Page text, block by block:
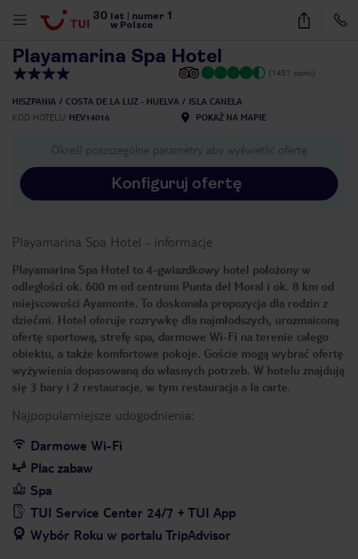
30 lat numer 1
w Polsce
16
Playamarina Spa Hotel
(1457 opinii)
HISZPANIA COSTA DE LA LUZ - HUELVA
ISLA CANELA
KOD HOTELU HEV14016 POKAŻ NA MAPIE
Określ poszczególne parametry aby wyświetlić ofertę
Konfiguruj ofertę
Playamarina Spa Hotel - informacje
Playamarina Spa Hotel to 4-gwiazdkowy hotel położony w
odległości ok. 600 m od centrum Punta del Moral i ok. 8 km od
miejscowości Ayamonte. To doskonała propozycja dla rodzin z
dziećmi. Hotel oferuje rozrywkę dla najmłodszych, urozmaiconą
ofertę sportową, strefę spa, darmowe Wi-Fi na terenie całego
obiektu, a także komfortowe pokoje. Goście mogą wybrać ofertę
wyżywienia dopasowaną do własnych potrzeb. W hotelu znajdują
się 3 bary i 2 restauracje, w tym restauracja a la carte.
Najpopularniejsze udogodnienia:
Darmowe Wi-Fi
Plac zabaw
Spa
TUI Service Center 24/7 + TUI App
Wybór Roku w portalu TripAdvisor